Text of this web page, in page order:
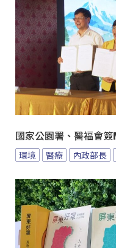
國家公園署、醫福會
環境 醫療 內政部長